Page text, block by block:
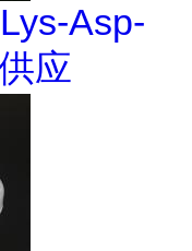
Asp-
应